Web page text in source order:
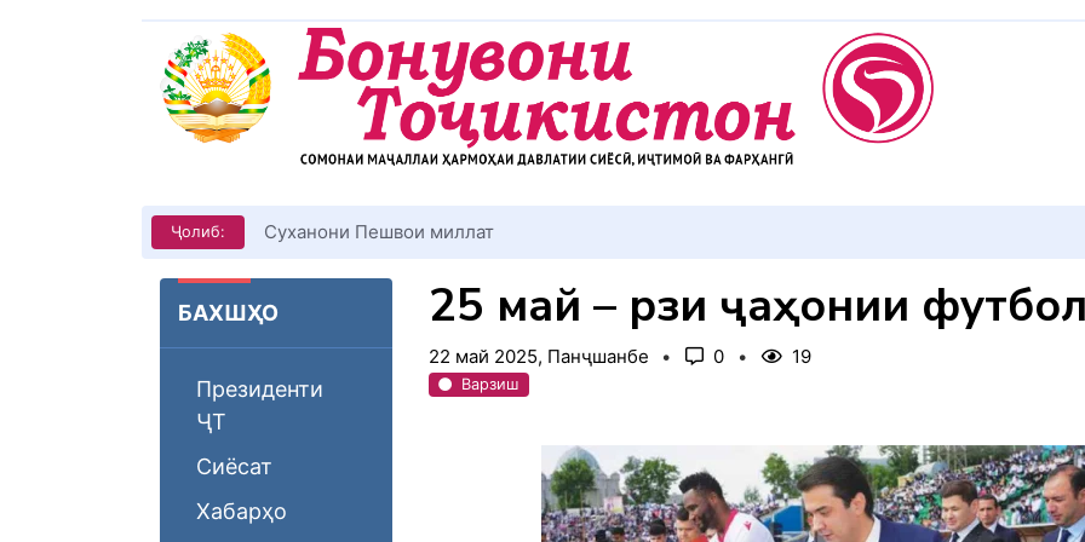
Ҷолиб: Суханони Пешвои миллат
БАХШҲО
Президенти
ҶТ
Сиёсат
Хабарҳо
25 май – рӯзи ҷаҳонии футбол
22 май 2025, Панҷшанбе 0 19
Варзиш